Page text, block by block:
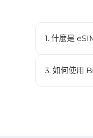
1. 什麼是
內建於相容裝
3. 如何使用